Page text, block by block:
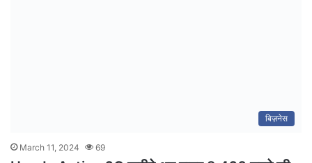
बिज़नेस
March 11, 2024 69